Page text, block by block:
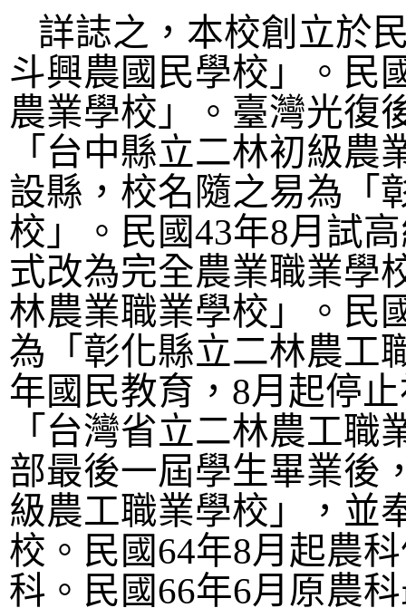
詳誌之，本校創立於
斗興農國民學校 」
。民
農業學校 」
。臺灣光復
「 台中縣立二林初級農
設縣，校名隨之易為 「
校 」 。民國43年8月試
式改為完全農業職業學
林農業職業學校 」
。民
為 「 彰化縣立二林農工
年國民教育， 8月起停
「 台灣省立二林農工職
部最後一屆學生畢業後
級農工職業學校 」
，並
校。民國64年8月起農
科。民國66年6月原農